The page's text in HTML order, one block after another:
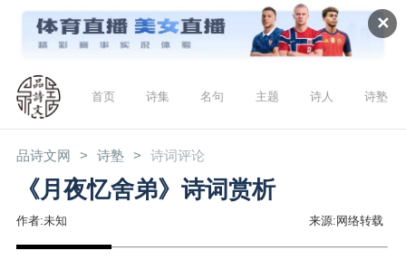
✕
首页 诗集 名句 主题 诗人 诗塾
品诗文网 诗塾 诗词评论
《月夜忆舍弟》诗词赏析
作者:未知 来源:网络转载